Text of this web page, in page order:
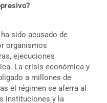
sido acusado de
organismos
ejecuciones
La crisis económica y
a millones de
el régimen se aferra al
instituciones y la